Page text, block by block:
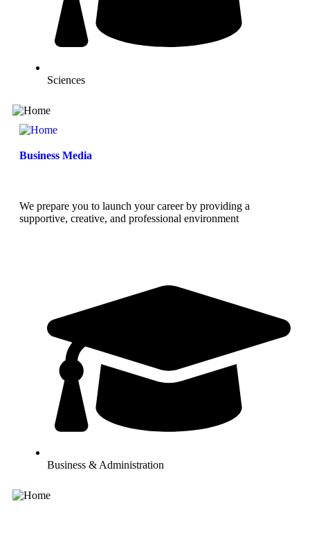
Sciences
Business Media
We prepare you to launch your career by providing a
supportive, creative, and professional environment
Business & Administration